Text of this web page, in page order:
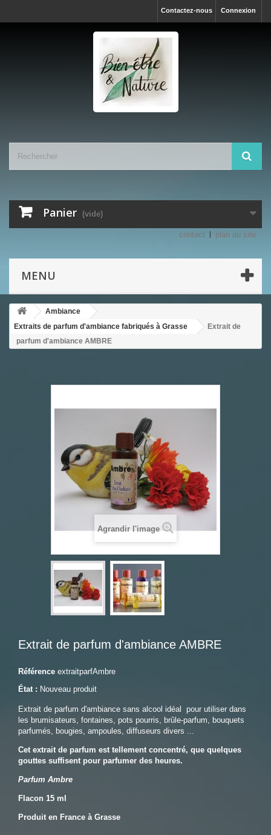
Connexion
Contactez-nous
Panier (vide)
contact plan du site
MENU
Ambiance
Extraits de parfum d'ambiance fabriqués à Grasse
Extrait de
parfum d'ambiance AMBRE
Agrandir l'image
Extrait de parfum d'ambiance AMBRE
Référence extraitparfAmbre
État : Nouveau produit
Extrait de parfum d'ambiance sans alcool idéal pour utiliser dans
les brumisateurs, fontaines, pots pourris, brûle-parfum, bouquets
parfumés, bougies, ampoules, diffuseurs divers ...
Cet extrait de parfum est tellement concentré, que quelques
gouttes suffisent pour parfumer des heures.
Parfum Ambre
Flacon 15 ml
Produit en France à Grasse